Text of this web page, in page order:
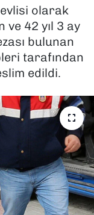
olarak
ve 42 yıl 3 ay
bulunan
tarafından
edildi.